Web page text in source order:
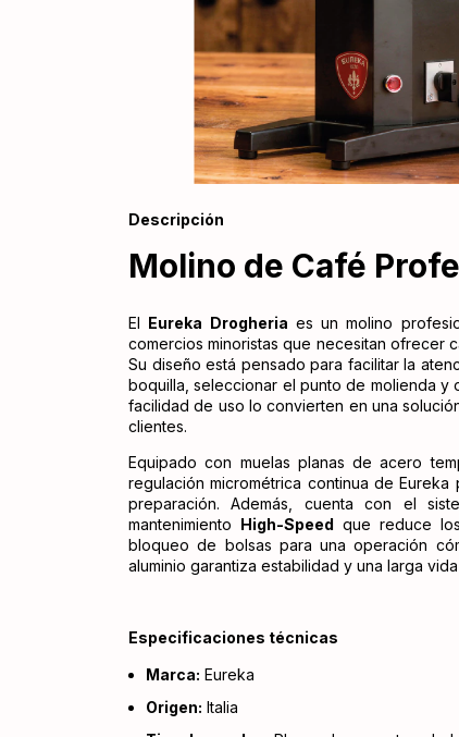
Descripción
Molino de Café
El Eureka Drogheria es un molino
comercios minoristas que necesitan ofrecer
Su diseño está pensado para facilitar la
boquilla, seleccionar el punto de molienda
facilidad de uso lo convierten en una
clientes.
Equipado con muelas planas de acero
regulación micrométrica continua de
preparación. Además, cuenta con el
mantenimiento High-Speed que reduce
bloqueo de bolsas para una operación
aluminio garantiza estabilidad y una larga
Especificaciones técnicas
Marca: Eureka
Origen: Italia